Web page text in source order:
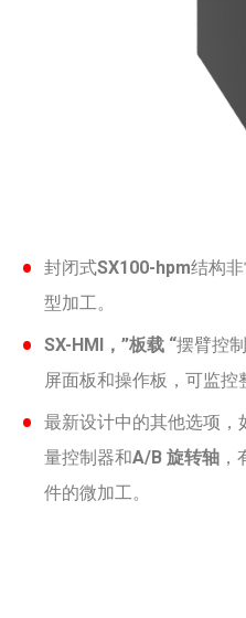
封闭式SX100-hpm结构
型加工。
SX-HMI，”板载 “摆臂控
屏面板和操作板，可监控
最新设计中的其他选项，
量控制器和A/B 旋转轴
件的微加工。